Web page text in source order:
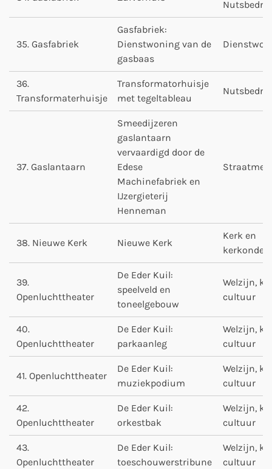
Nutsbedrijf
35. Gasfabriek
Gasfabriek:
Dienstwoning van de
gasbaas
36.
Transformaterhuisje
Transformatorhuisje
met tegeltableau
Nutsbedrijf
37. Gaslantaarn
Smeedijzeren
gaslantaarn
vervaardigd door de
Edese
Machinefabriek en
IJzergieterij
Henneman
38. Nieuwe Kerk Nieuwe Kerk
Kerk en
39.
Openluchttheater
De Eder Kuil:
speelveld en
toneelgebouw
Welzijn,
cultuur
40.
Openluchttheater
De Eder Kuil:
parkaanleg
Welzijn,
cultuur
41. Openluchttheater
De Eder Kuil:
muziekpodium
Welzijn,
cultuur
42.
Openluchttheater
De Eder Kuil:
orkestbak
Welzijn,
cultuur
43.
Openluchttheater
De Eder Kuil:
toeschouwerstribune
Welzijn,
cultuur